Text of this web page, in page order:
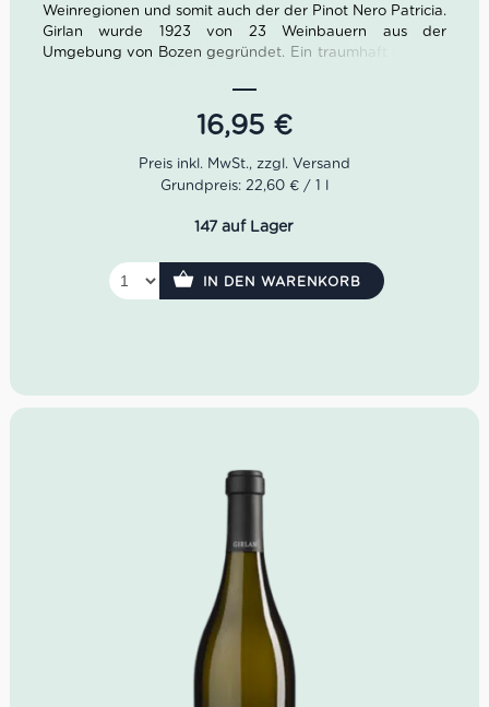
Weinregionen und somit auch der der Pinot Nero Patricia.
Girlan wurde 1923 von 23 Weinbauern aus der
Umgebung von Bozen gegründet. Ein traumhaft schöner
Die alten Gemäuer der Kellergänge bieten optimale
Bedingungen für die Lagerung der Weine. Heute sind
etwa 200 Winzerfamilien Teil von Girlan. Kellermeister
Gerhard Kofler pflegt dafür einen regen Austausch.
Geruch:dunkle Waldbeeren, feine Gewürze,
Marzipan
Geschmack:fruchtig, vielschichtig, fein strukturiert
16,95 €
Grundpreis: 22,60 € / 1 l
147 auf Lager
IN DEN WARENKORB